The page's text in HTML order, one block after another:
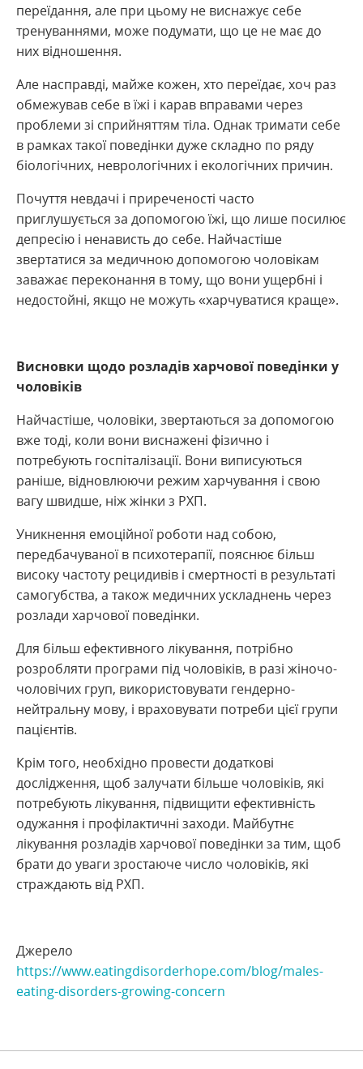
переїдання, але при цьому не виснажує себе
тренуваннями, може подумати, що це не має до
них відношення.
Але насправді, майже кожен, хто переїдає, хоч раз
обмежував себе в їжі і карав вправами через
проблеми зі сприйняттям тіла. Однак тримати себе
в рамках такої поведінки дуже складно по ряду
біологічних, неврологічних і екологічних причин.
Почуття невдачі і приреченості часто
приглушується за допомогою їжі, що лише посилює
депресію і ненависть до себе. Найчастіше
звертатися за медичною допомогою чоловікам
заважає переконання в тому, що вони ущербні і
недостойні, якщо не можуть «харчуватися краще».
Висновки щодо розладів харчової поведінки у
чоловіків
Найчастіше, чоловіки, звертаються за допомогою
вже тоді, коли вони виснажені фізично і
потребують госпіталізації. Вони виписуються
раніше, відновлюючи режим харчування і свою
вагу швидше, ніж жінки з РХП.
Уникнення емоційної роботи над собою,
передбачуваної в психотерапії, пояснює більш
високу частоту рецидивів і смертності в результаті
самогубства, а також медичних ускладнень через
розлади харчової поведінки.
Для більш ефективного лікування, потрібно
розробляти програми під чоловіків, в разі жіночо-
чоловічих груп, використовувати гендерно-
нейтральну мову, і враховувати потреби цієї групи
пацієнтів.
Крім того, необхідно провести додаткові
дослідження, щоб залучати більше чоловіків, які
потребують лікування, підвищити ефективність
одужання і профілактичні заходи. Майбутнє
лікування розладів харчової поведінки за тим, щоб
брати до уваги зростаюче число чоловіків, які
страждають від РХП.
Джерело
https://www.eatingdisorderhope.com/blog/males-
eating-disorders-growing-concern